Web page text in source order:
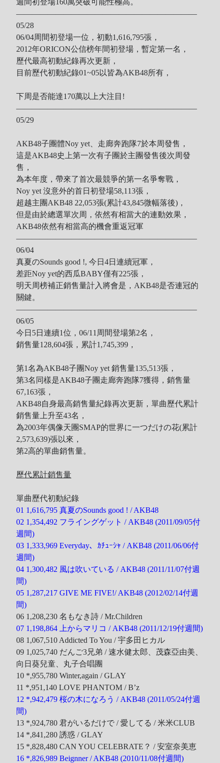
週間初登場160萬突破可能性極高。
———————————————————————
05/28
06/04周間初登場一位，初動1,616,795張，
2012年ORICON公信榜年間初登場，暫定第一名，
歷代最高初動紀錄再次更新，
目前歷代初動紀錄01~05以皆為AKB48所有，
下周是否能達170萬以上大注目!
———————————————————————
05/29
AKB48子團體Noy yet、走廊奔跑隊7於本周發售，
這是AKB48史上第一次有子團於主團發售後次周發
售，
為本年度，帶來了首次最競爭的第一名爭奪戰，
Noy yet 沒意外的首日初登場58,113張，
超越主團AKB48 22,053張(累計43,845微幅落後)，
但是由於總選單次周，依然有相當大的連動效果，
AKB48依然有相當高的機會重返冠軍
———————————————————————
06/04
真夏のSounds good !, 今日4日連續冠軍，
差距Noy yet的西瓜BABY僅有225張，
明天周榜補正銷售量計入將會是，AKB48是否連冠的
關鍵。
———————————————————————
06/05
今日5日連續1位，06/11 周間登場第2名，
銷售量128,604張，累計1,745,399，
第1名為AKB48子團Noy yet 銷售量135,513張，
第3名同樣是AKB48子團走廊奔跑隊7獲得，銷售量
67,163張，
AKB48自身最高銷售量紀錄再次更新，單曲歷代累計
銷售量上升至43名，
為2003年偶像天團SMAP的世界に一つだけの花(累計
2,573,639)張以來，
第2高的單曲銷售量。
歷代累計銷售量
單曲歷代初動紀錄
01 1,616,795 真夏のSounds good ! / AKB48
02 1,354,492 フライングゲット / AKB48 (2011/09/05付
週間)
03 1,333,969 Everyday、ｶﾁｭｰｼｬ / AKB48 (2011/06/06付
週間)
04 1,300,482 風は吹いている / AKB48 (2011/11/07付週
間)
05 1,287,217 GIVE ME FIVE!/ AKB48 (2012/02/14付週
間)
06 1,208,230 名もなき詩 / Mr.Children
07 1,198,864 上からマリコ / AKB48 (2011/12/19付週間)
08 1,067,510 Addicted To You / 宇多田ヒカル
09 1,025,740 だんご3兄弟 / 速水健太郎、茂森亞由美、
向日葵兒童、丸子合唱團
10 *,955,780 Winter,again / GLAY
11 *,951,140 LOVE PHANTOM / B’z
12 *,942,479 桜の木になろう / AKB48 (2011/05/24付週
間)
13 *,924,780 君がいるだけで / 愛してる / 米米CLUB
14 *,841,280 誘惑 / GLAY
15 *,828,480 CAN YOU CELEBRATE？ / 安室奈美恵
16 *,826,989 Beignner / AKB48 (2010/11/08付週間)